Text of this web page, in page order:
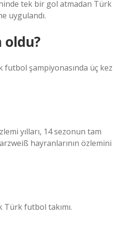
tek bir gol atmadan Türk
uygulandı.
oldu?
futbol şampiyonasında üç kez
yılları, 14 sezonun tam
hayranlarının özlemini
Türk futbol takımı.